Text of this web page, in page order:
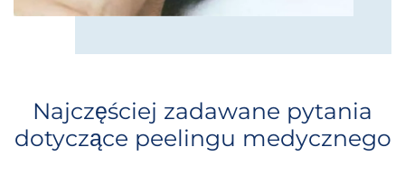
Najczęściej zadawane pytania
dotyczące peelingu medycznego